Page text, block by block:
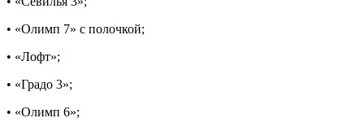
• «Олимп 7» с полочкой;
• «Лофт»;
• «Градо 3»;
• «Олимп 6»;